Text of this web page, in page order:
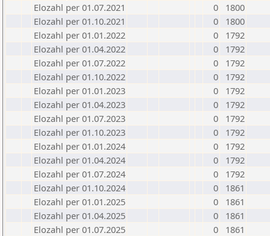
Elozahl per 01.07.2021
0
1800
Elozahl per 01.10.2021
0
1800
Elozahl per 01.01.2022
0
1792
Elozahl per 01.04.2022
0
1792
Elozahl per 01.07.2022
0
1792
Elozahl per 01.10.2022
0
1792
Elozahl per 01.01.2023
0
1792
Elozahl per 01.04.2023
0
1792
Elozahl per 01.07.2023
0
1792
Elozahl per 01.10.2023
0
1792
Elozahl per 01.01.2024
0
1792
Elozahl per 01.04.2024
0
1792
Elozahl per 01.07.2024
0
1792
Elozahl per 01.10.2024
0
1861
Elozahl per 01.01.2025
0
1861
Elozahl per 01.04.2025
0
1861
Elozahl per 01.07.2025
0
1861